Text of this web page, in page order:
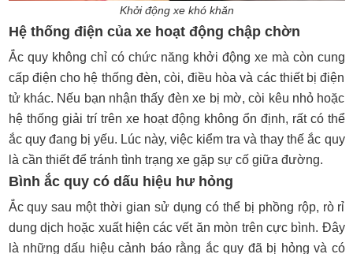
Khởi động xe khó khăn
Hệ thống điện của xe hoạt động chập chờn
Ắc quy không chỉ có chức năng khởi động xe mà còn cung
cấp điện cho hệ thống đèn, còi, điều hòa và các thiết bị điện
tử khác. Nếu bạn nhận thấy đèn xe bị mờ, còi kêu nhỏ hoặc
hệ thống giải trí trên xe hoạt động không ổn định, rất có thể
ắc quy đang bị yếu. Lúc này, việc kiểm tra và thay thế ắc quy
là cần thiết để tránh tình trạng xe gặp sự cố giữa đường.
Bình ắc quy có dấu hiệu hư hỏng
Ắc quy sau một thời gian sử dụng có thể bị phồng rộp, rò rỉ
dung dịch hoặc xuất hiện các vết ăn mòn trên cực bình. Đây
là những dấu hiệu cảnh báo rằng ắc quy đã bị hỏng và có